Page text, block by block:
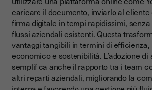
caricare il documento, inviarlo al cliente
firma digitale in tempi rapidissimi,
flussi aziendali esistenti. Questa
vantaggi tangibili in termini di
economico e sostenibilità. L’adozione
semplifica anche il rapporto tra i team
altri reparti aziendali, migliorando la